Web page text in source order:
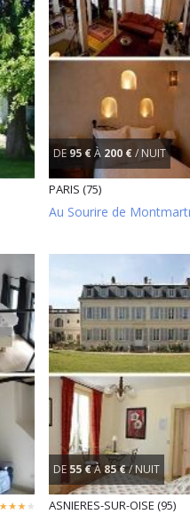
DE 95 €À 200 €/ NUIT
PARIS (75)
Au Sourire de
DE 55 €À85 €/ NUIT
ASNIERES-SUR-OISE (95)